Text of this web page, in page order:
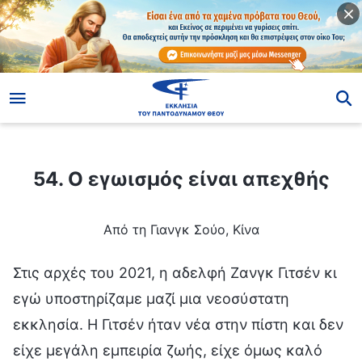
54. Ο εγωισμός είναι απεχθής
54. Ο εγωισμός είναι απεχθής
Από τη Γιανγκ Σούο, Κίνα
Στις αρχές του 2021, η αδελφή Ζανγκ Γιτσέν κι
εγώ υποστηρίζαμε μαζί μια νεοσύστατη
εκκλησία. Η Γιτσέν ήταν νέα στην πίστη και δεν
είχε μεγάλη εμπειρία ζωής, είχε όμως καλό